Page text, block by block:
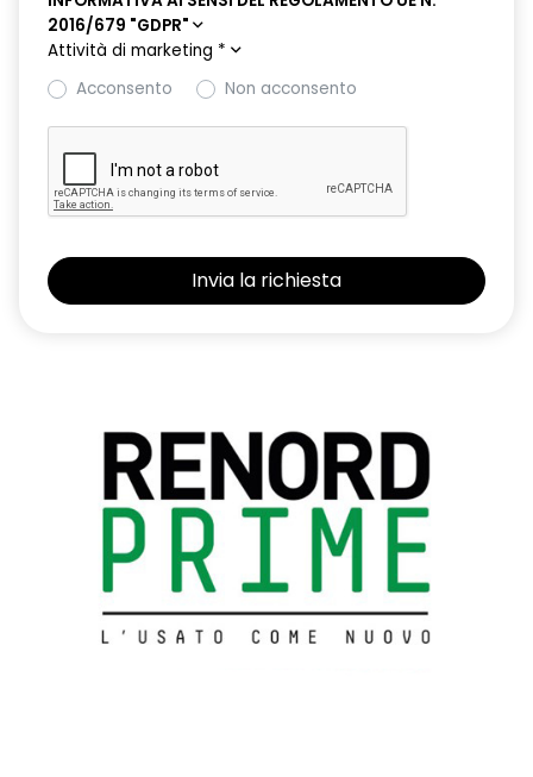
losanga
My safety switch - pulsante disattivazione ADAS
Parking Camera
Privacy glass
Retrovisori esterni black, elettrici, riscaldati con sensore di
temperatura e richiudibili elettricamente
Ripartitore elettronico della frenata
Sedile conducente regolabile in altezza
Sedili anteriori comfort con seduta ampliata e sostegni
2016/679 "GDPR"
Attività di marketing *
Acconsento
Non acconsento